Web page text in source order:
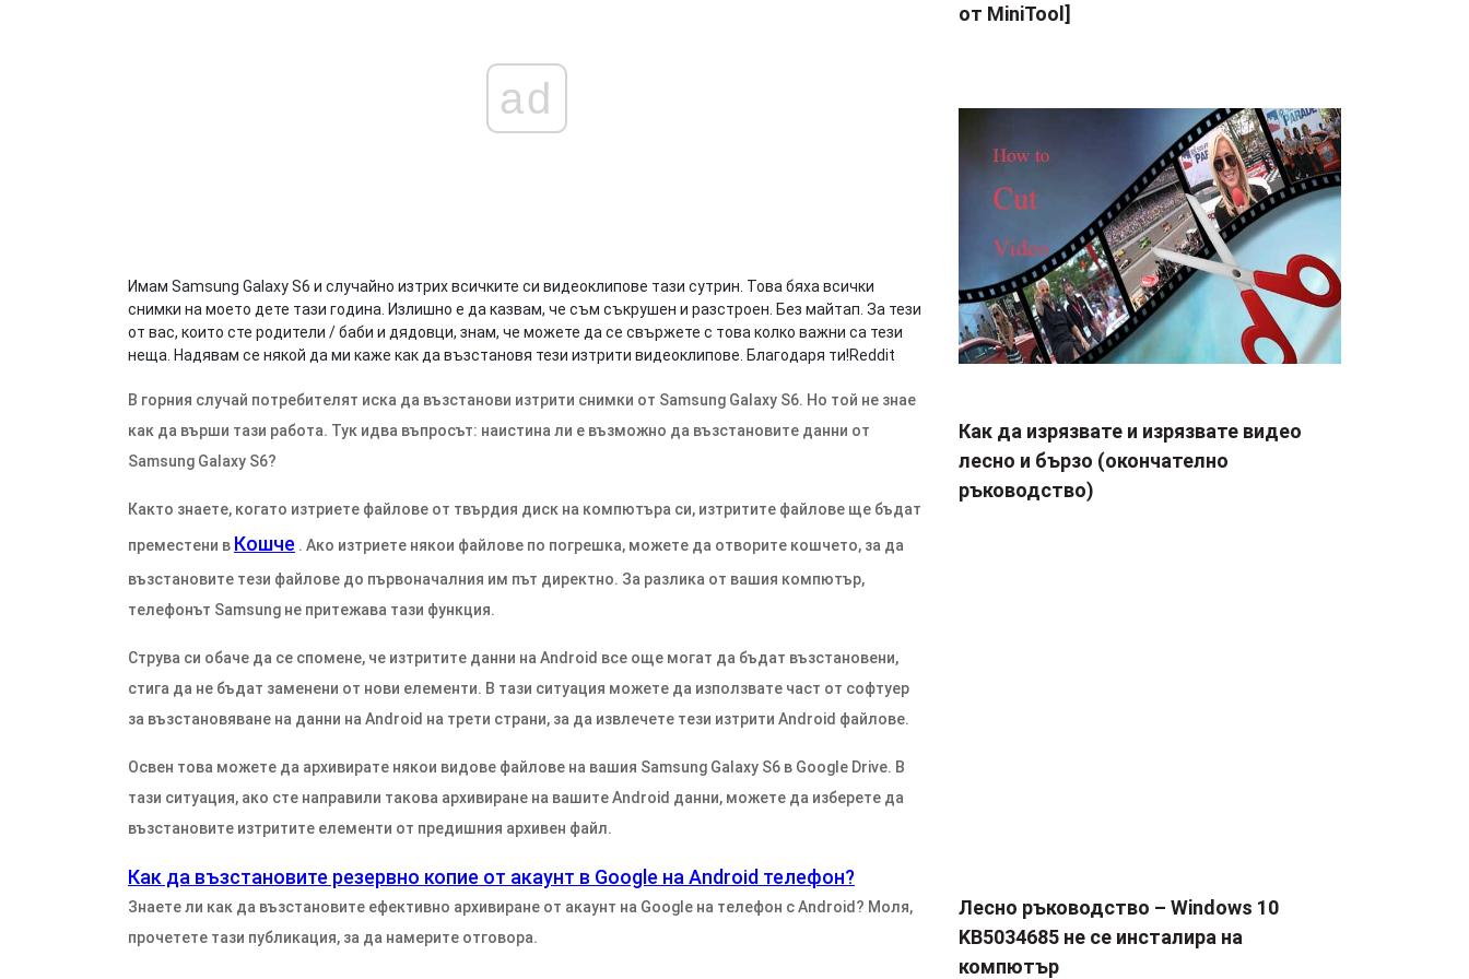
ad
Имам Samsung Galaxy S6 и случайно изтрих всичките си видеоклипове тази сутрин. Това бяха всички
снимки на моето дете тази година. Излишно е да казвам, че съм съкрушен и разстроен. Без майтап. За тези
от вас, които сте родители / баби и дядовци, знам, че можете да се свържете с това колко важни са тези
неща. Надявам се някой да ми каже как да възстановя тези изтрити видеоклипове. Благодаря ти!Reddit
В горния случай потребителят иска да възстанови изтрити снимки от Samsung Galaxy S6. Но той не знае
как да върши тази работа. Тук идва въпросът: наистина ли е възможно да възстановите данни от
Samsung Galaxy S6?
Както знаете, когато изтриете файлове от твърдия диск на компютъра си, изтритите файлове ще бъдат
преместени в Кошче . Ако изтриете някои файлове по погрешка, можете да отворите кошчето, за да
възстановите тези файлове до първоначалния им път директно. За разлика от вашия компютър,
телефонът Samsung не притежава тази функция.
Струва си обаче да се спомене, че изтритите данни на Android все още могат да бъдат възстановени,
стига да не бъдат заменени от нови елементи. В тази ситуация можете да използвате част от софтуер
за възстановяване на данни на Android на трети страни, за да извлечете тези изтрити Android файлове.
Освен това можете да архивирате някои видове файлове на вашия Samsung Galaxy S6 в Google Drive. В
тази ситуация, ако сте направили такова архивиране на вашите Android данни, можете да изберете да
възстановите изтритите елементи от предишния архивен файл.
Как да възстановите резервно копие от акаунт в Google на Android телефон?
Знаете ли как да възстановите ефективно архивиране от акаунт на Google на телефон с Android? Моля,
прочетете тази публикация, за да намерите отговора.
от MiniTool]
Как да изрязвате и изрязвате видео
лесно и бързо (окончателно
ръководство)
Лесно ръководство – Windows 10
KB5034685 не се инсталира на
компютър